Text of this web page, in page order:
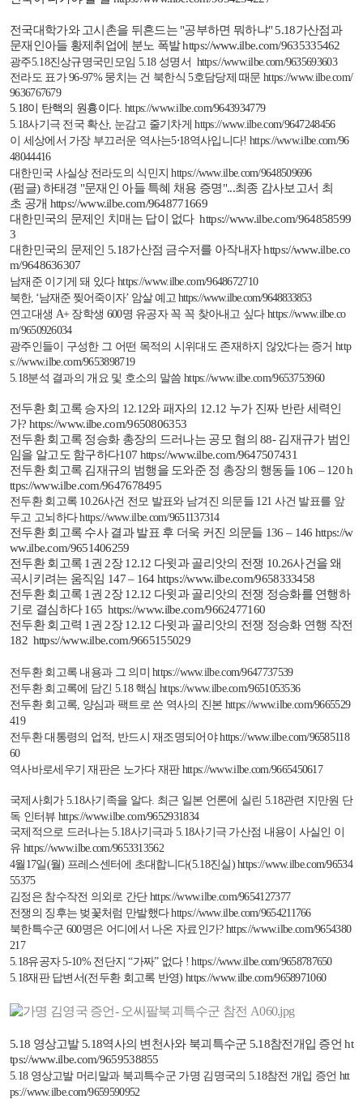
전국대학가와 고시촌을 뒤흔드는"공부하면 뭐하냐" 5.18가산점과
문재인아들 황제취업에 분노 폭발 https://www.ilbe.com/9635335462
광주5.18진상규명국민모임 5.18 성명서 https://www.ilbe.com/9635693603
전라도 표가 96-97% 뭉치는 건 북한식 5호담당제 때문 https://www.ilbe.com/
9636767679
5.18이 탄핵의 원흉이다. https://www.ilbe.com/9643934779
5.18사기극 전국 확산, 눈감고 줄기차게 https://www.ilbe.com/9647248456
이 세상에서 가장 부끄러운 역사는5⋅18역사입니다! https://www.ilbe.com/96
48044416
대한민국 사실상 전라도의 식민지 https://www.ilbe.com/9648509696
(펌글)하태경 "문재인 아들 특혜 채용 증명"...최종 감사보고서 최
초 공개 https://www.ilbe.com/9648771669
대한민국의 문제인 치매는 답이 없다 https://www.ilbe.com/964858599
3
대한민국의 문제인
5.18가산점 금수저를 아작내자 https://www.ilbe.co
m/9648636307
남재준 이기게 돼 있다 https://www.ilbe.com/9648672710
북한, ‘남재준 찢어죽이자’ 암살 예고 https://www.ilbe.com/9648833853
연고대생 A+ 장학생 600명 유공자 꼭 꼭 찾아내고 싶다 https://www.ilbe.co
m/9650926034
광주인들이 구성한 그 어떤 목적의 시위대도 존재하지 않았다는 증거 http
s://www.ilbe.com/9653898719
5.18분석 결과의 개요 및 호소의 말씀 https://www.ilbe.com/9653753960
전두환 회고록 승자의 12.12와 패자의 12.12 누가 진짜 반란 세력인
가? https://www.ilbe.com/9650806353
전두환 회고록 정승화 총장의 드러나는 공모 혐의88-김재규가 범인
임을 알고도 함구하다107 https://www.ilbe.com/9647507431
전두환 회고록 김재규의 범행을 도와준 정 총장의 행동들 106 – 120h
ttps://www.ilbe.com/9647678495
전두환 회고록 10.26사건 전모 발표와 남겨진 의문들 121 사건 발표를 앞
두고 고뇌하다 https://www.ilbe.com/9651137314
전두환 회고록 수사 결과 발표 후 더욱 커진 의문들 136 – 146 https://w
ww.ilbe.com/9651406259
전두환 회고록 1 권 2장12.12 다윗과 골리앗의 전쟁 10.26사건을 왜
곡시키려는 움직임 147 – 164 https://www.ilbe.com/9658333458
전두환 회고록 1 권 2장12.12 다윗과 골리앗의 전쟁 정승화를 연행하
기로 결심하다165 https://www.ilbe.com/9662477160
전두환 회고력 1 권 2장12.12 다윗과 골리앗의 전쟁 정승화 연행 작전
182 https://www.ilbe.com/9665155029
전두환 회고록 내용과 그 의미 https://www.ilbe.com/9647737539
전두환 회고록에 담긴 5.18 핵심 https://www.ilbe.com/9651053536
전두환 회고록, 양심과 팩트로 쓴 역사의 진본 https://www.ilbe.com/9665529
419
전두환 대통령의 업적, 반드시 재조명되어야 https://www.ilbe.com/96585118
60
역사바로세우기 재판은 노가다 재판 https://www.ilbe.com/9665450617
국제사회가5.18사기족을 알다. 최근 일본 언론에 실린 5.18관련 지만원 단
독 인터뷰 https://www.ilbe.com/9652931834
국제적으로 드러나는 5.18사기극과5.18사기극 가산점 내용이 사실인 이
유 https://www.ilbe.com/9653313562
4월 17일(월) 프레스센터에 초대합니다(5.18진실) https://www.ilbe.com/96534
55375
김정은 참수작전 의외로 간단 https://www.ilbe.com/9654127377
전쟁의 징후는 벚꽃처럼 만발했다 https://www.ilbe.com/9654211766
북한특수군 600명은 어디에서 나온 자료인가? https://www.ilbe.com/9654380
217
5.18유공자5-10% 전단지 “가짜” 없다! https://www.ilbe.com/9658787650
5.18재판 답변서(전두환 회고록 반영) https://www.ilbe.com/9658971060
5.18 영상고발 5.18역사의 변천사와 북괴특수군 5.18참전개입 증언ht
tps://www.ilbe.com/9659538855
5.18 영상고발 머리말과 북괴특수군 가명 김명국의 5.18참전 개입 증언 htt
ps://www.ilbe.com/9659590952